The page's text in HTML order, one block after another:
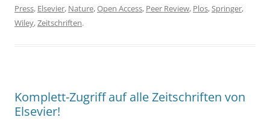
Press, Elsevier, Nature,Open Access, Peer Review, Plos,Springer,
Wiley,Zeitschriften.
Komplett-Zugriff auf alle Zeitschriften von
Elsevier!